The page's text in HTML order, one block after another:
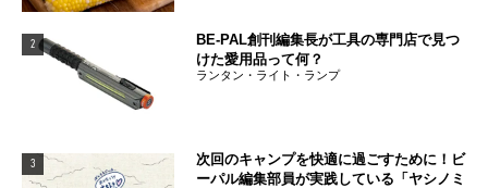
2
BE-PAL創刊編集長が工具の専門店で見つ
けた愛用品って何？
ランタン・ライト・ランプ
3
次回のキャンプを快適に過ごすために！ビ
ーパル編集部員が実践している「ヤシノミ